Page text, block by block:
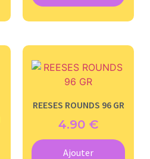
REESES ROUNDS 96 GR
4.90 €
Ajouter